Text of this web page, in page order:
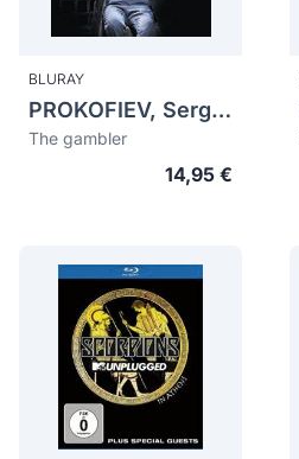
BLURAY
PROKOFIEV, Sergei (1891-1953)
The gambler
14,95 €